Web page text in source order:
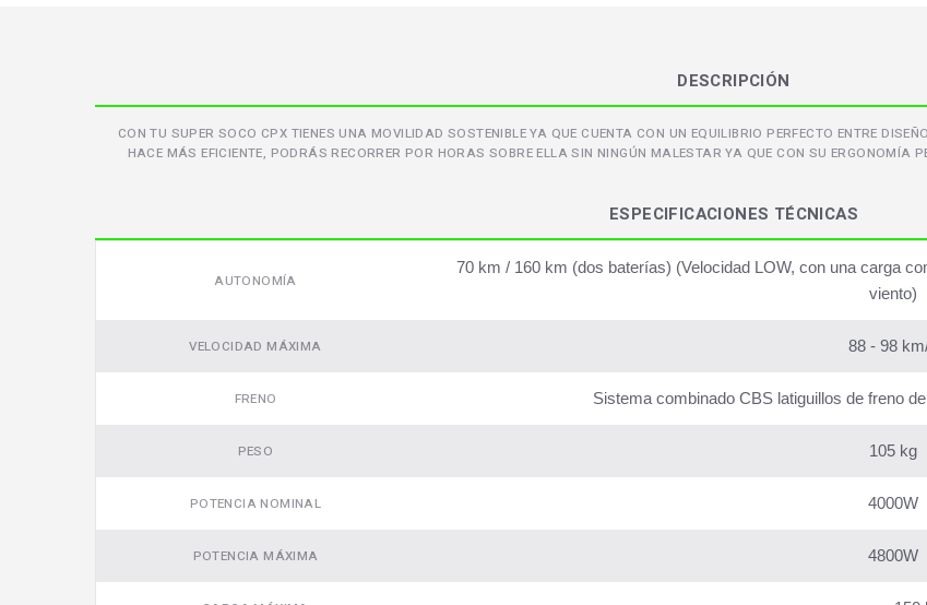
DESCRIPCIÓN
CON TU SUPER SOCO CPX TIENES UNA MOVILIDAD SOSTENIBLE YA QUE CUENTA CON UN EQUILIBRIO PERFECTO ENTRE
HACE MÁS EFICIENTE, PODRÁS RECORRER POR HORAS SOBRE ELLA SIN NINGÚN MALESTAR YA QUE CON SU ERGONOMÍA
ESPECIFICACIONES TÉCNICAS
AUTONOMÍA
70 km / 160 km (dos baterías) (Velocidad LOW, con una carga
viento)
VELOCIDAD MÁXIMA 88 - 98
FRENO Sistema combinado CBS latiguillos de freno
PESO 105 kg
POTENCIA NOMINAL 4000W
POTENCIA MÁXIMA 4800W